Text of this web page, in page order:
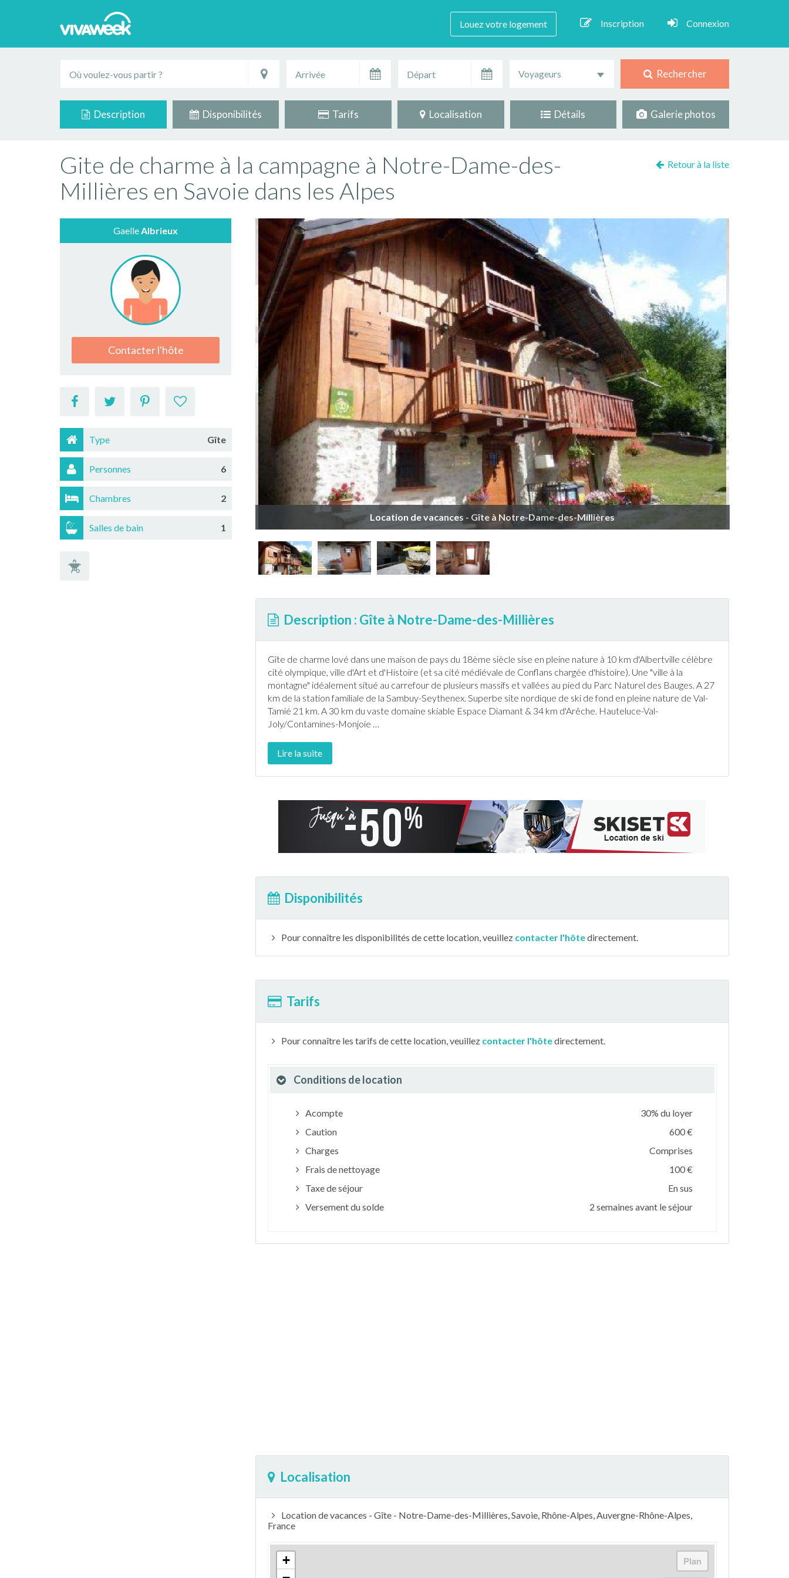
Louez votre logement Inscription Connexion
Voyageurs Rechercher
Description Disponibilités Tarifs Localisation Détails Galerie photos
Gite de charme à la campagne à Notre-Dame-des-
Millières en Savoie dans les Alpes
Retour à la liste
GaelleAlbrieux
Contacter l'hôte
Type Gîte
Personnes 6
Chambres 2
Salles de bain 1
Location de vacances - Gîte à Notre-Dame-des-Millières
Description : Gîte à Notre-Dame-des-Millières
Gîte de charme lové dans une maison de pays du 18ème siècle sise en pleine nature à 10 km d'Albertville célèbre
cité olympique, ville d'Art et d'Histoire (et sa cité médiévale de Conflans chargée d'histoire). Une "ville à la
montagne" idéalement situé au carrefour de plusieurs massifs et vallées au pied du Parc Naturel des Bauges. A 27
km de la station familiale de la Sambuy-Seythenex. Superbe site nordique de skide fond en pleine nature de Val-
Tamié 21 km. A 30 km du vaste domaine skiable Espace Diamant & 34 km d'Arêche. Hauteluce-Val-
Joly/Contamines-Monjoie …
Lire la suite
Disponibilités
Pour connaître les disponibilités de cette location, veuillez contacter l'hôtedirectement.
Tarifs
Pour connaître les tarifs de cette location, veuillez contacter l'hôtedirectement.
Conditions de location
Acompte
30% du loyer
Caution
600 €
Charges
Comprises
Frais de nettoyage
100 €
Taxe de séjour
En sus
Versement du solde
2 semaines avant le séjour
Localisation
Location de vacances - Gîte - Notre-Dame-des-Millières, Savoie, Rhône-Alpes, Auvergne-Rhône-Alpes,
France
+